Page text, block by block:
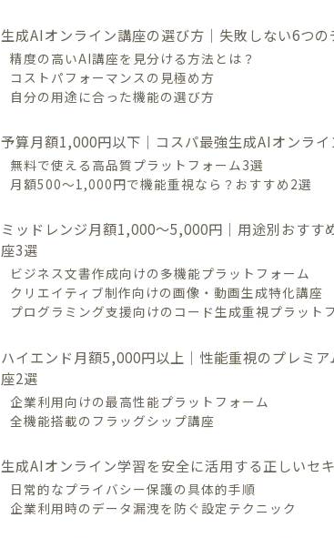
生成AIオンライン講座の選び方｜失敗しない6つの
精度の高いAI講座を見分ける方法とは？
コストパフォーマンスの見極め方
自分の用途に合った機能の選び方
予算月額1,000円以下｜コスパ最強生成AIオンラ
無料で使える高品質プラットフォーム3選
月額500〜1,000円で機能重視なら？おすすめ2選
ミッドレンジ月額1,000〜5,000円｜用途別おすす
座3選
ビジネス文書作成向けの多機能プラットフォーム
クリエイティブ制作向けの画像・動画生成特化講座
プログラミング支援向けのコード生成重視プラット
ハイエンド月額5,000円以上｜性能重視のプレミ
座2選
企業利用向けの最高性能プラットフォーム
全機能搭載のフラッグシップ講座
生成AIオンライン学習を安全に活用する正しいセ
日常的なプライバシー保護の具体的手順
企業利用時のデータ漏洩を防ぐ設定テクニック